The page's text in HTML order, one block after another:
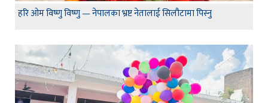
हरि ओम विष्णु विष्णु — नेपालका भ्रष्ट नेतालाई सिलौटामा पिस्नु